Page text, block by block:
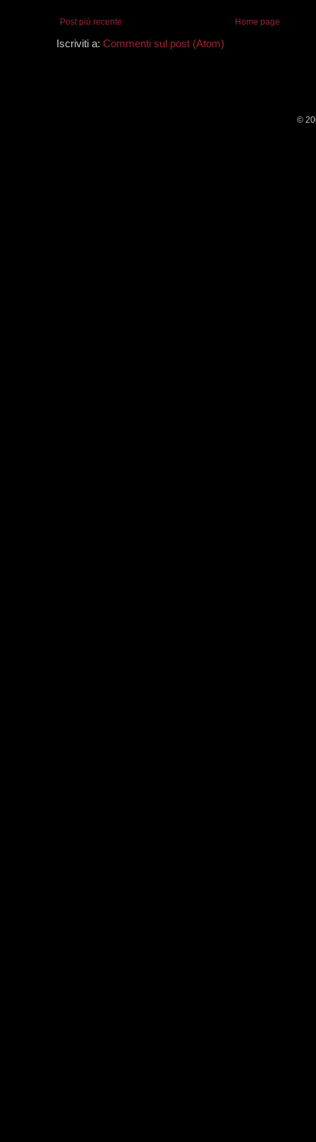
Post più recente Home page
Iscriviti a: Commenti sul post (Atom)
©